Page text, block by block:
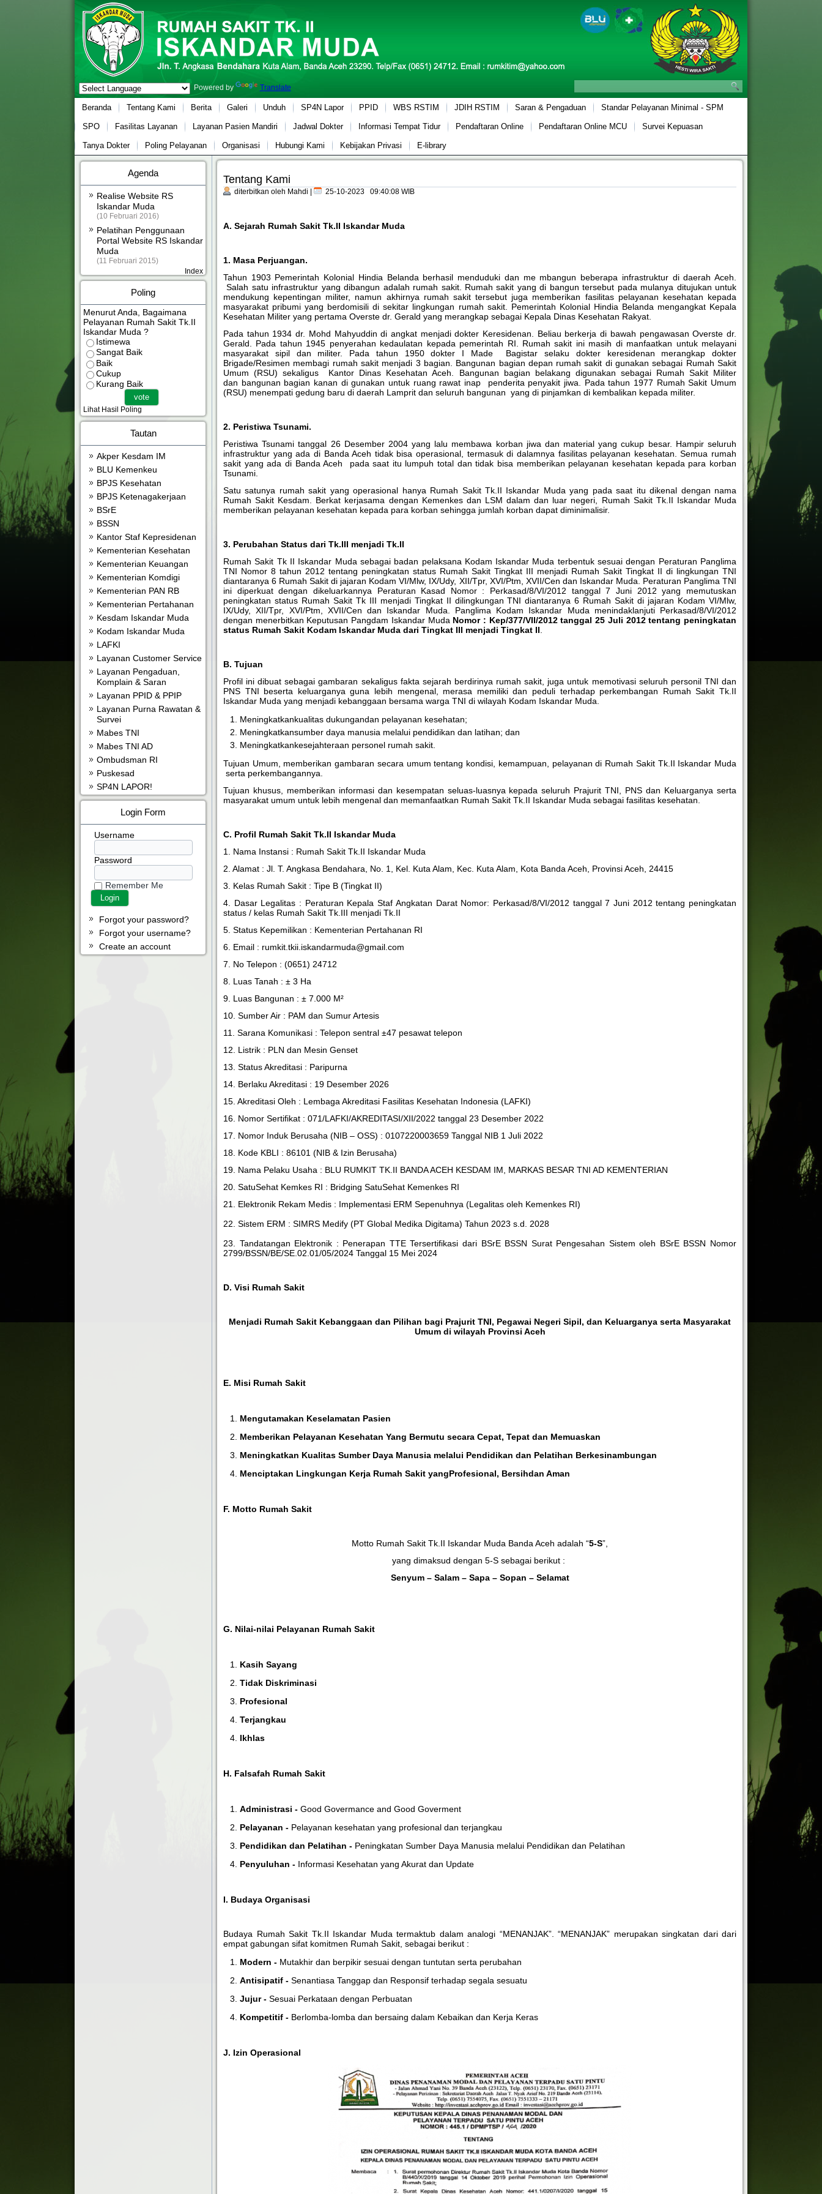
Powered by Translate
Beranda Tentang Kami Berita Galeri Unduh SP4N Lapor PPID WBS RSTIM JDIH RSTIM Saran & Pengaduan Standar Pelayanan Minimal - SPM
SPO Fasilitas Layanan Layanan Pasien Mandiri Jadwal Dokter Informasi Tempat Tidur Pendaftaran Online Pendaftaran Online MCU Survei Kepuasan
Tanya Dokter Poling Pelayanan Organisasi Hubungi Kami Kebijakan Privasi E-library
Agenda
Realise Website RS
Iskandar Muda
(10 Februari 2016)
Pelatihan Penggunaan
Portal Website RS Iskandar
Muda
(11 Februari 2015)
Index
Poling
Menurut Anda, Bagaimana
Pelayanan Rumah Sakit Tk.II
Iskandar Muda ?
Istimewa
Sangat Baik
Baik
Cukup
Kurang Baik
Lihat Hasil Poling
Tautan
Akper Kesdam IM
BLU Kemenkeu
BPJS Kesehatan
BPJS Ketenagakerjaan
BSrE
BSSN
Kantor Staf Kepresidenan
Kementerian Kesehatan
Kementerian Keuangan
Kementerian Komdigi
Kementerian PAN RB
Kementerian Pertahanan
Kesdam Iskandar Muda
Kodam Iskandar Muda
LAFKI
Layanan Customer Service
Layanan Pengaduan,
Komplain & Saran
Layanan PPID & PPIP
Layanan Purna Rawatan &
Survei
Mabes TNI
Mabes TNI AD
Ombudsman RI
Puskesad
SP4N LAPOR!
Login Form
Username
Password
Remember Me
Forgot your password?
Forgot your username?
Create an account
Tentang Kami
diterbitkan oleh Mahdi | 25-10-2023 09:40:08 WIB
A. Sejarah Rumah Sakit Tk.II Iskandar Muda
1. Masa Perjuangan.
Tahun 1903 Pemerintah Kolonial Hindia Belanda berhasil menduduki dan me mbangun beberapa infrastruktur di daerah Aceh.
Salah satu infrastruktur yang dibangun adalah rumah sakit. Rumah sakit yang di bangun tersebut pada mulanya ditujukan untuk
mendukung kepentingan militer, namun akhirnya rumah sakit tersebut juga memberikan fasilitas pelayanan kesehatan kepada
masyarakat pribumi yang berdomisili di sekitar lingkungan rumah sakit. Pemerintah Kolonial Hindia Belanda mengangkat Kepala
Kesehatan Militer yang pertama Overste dr. Gerald yang merangkap sebagai Kepala Dinas Kesehatan Rakyat.
Pada tahun 1934 dr. Mohd Mahyuddin di angkat menjadi dokter Keresidenan. Beliau berkerja di bawah pengawasan Overste dr.
Gerald. Pada tahun 1945 penyerahan kedaulatan kepada pemerintah RI. Rumah sakit ini masih di manfaatkan untuk melayani
masyarakat sipil dan militer. Pada tahun 1950 dokter I Made Bagistar selaku dokter keresidenan merangkap dokter
Brigade/Resimen membagi rumah sakit menjadi 3 bagian. Bangunan bagian depan rumah sakit di gunakan sebagai Rumah Sakit
Umum (RSU) sekaligus Kantor Dinas Kesehatan Aceh. Bangunan bagian belakang digunakan sebagai Rumah Sakit Militer
dan bangunan bagian kanan di gunakan untuk ruang rawat inap penderita penyakit jiwa. Pada tahun 1977 Rumah Sakit Umum
(RSU) menempati gedung baru di daerah Lamprit dan seluruh bangunan yang di pinjamkan di kembalikan kepada militer.
2. Peristiwa Tsunami.
Peristiwa Tsunami tanggal 26 Desember 2004 yang lalu membawa korban jiwa dan material yang cukup besar. Hampir seluruh
infrastruktur yang ada di Banda Aceh tidak bisa operasional, termasuk di dalamnya fasilitas pelayanan kesehatan. Semua rumah
sakit yang ada di Banda Aceh pada saat itu lumpuh total dan tidak bisa memberikan pelayanan kesehatan kepada para korban
Tsunami.
Satu satunya rumah sakit yang operasional hanya Rumah Sakit Tk.II Iskandar Muda yang pada saat itu dikenal dengan nama
Rumah Sakit Kesdam. Berkat kerjasama dengan Kemenkes dan LSM dalam dan luar negeri, Rumah Sakit Tk.II Iskandar Muda
memberikan pelayanan kesehatan kepada para korban sehingga jumlah korban dapat diminimalisir.
3. Perubahan Status dari Tk.III menjadi Tk.II
Rumah Sakit Tk II Iskandar Muda sebagai badan pelaksana Kodam Iskandar Muda terbentuk sesuai dengan Peraturan Panglima
TNI Nomor 8 tahun 2012 tentang peningkatan status Rumah Sakit Tingkat III menjadi Rumah Sakit Tingkat II di lingkungan TNI
diantaranya 6 Rumah Sakit di jajaran Kodam VI/Mlw, IX/Udy, XII/Tpr, XVI/Ptm, XVII/Cen dan Iskandar Muda. Peraturan Panglima TNI
ini diperkuat dengan dikeluarkannya Peraturan Kasad Nomor : Perkasad/8/VI/2012 tanggal 7 Juni 2012 yang memutuskan
peningkatan status Rumah Sakit Tk III menjadi Tingkat II dilingkungan TNI diantaranya 6 Rumah Sakit di jajaran Kodam VI/Mlw,
IX/Udy, XII/Tpr, XVI/Ptm, XVII/Cen dan Iskandar Muda. Panglima Kodam Iskandar Muda menindaklanjuti Perkasad/8/VI/2012
dengan menerbitkan Keputusan Pangdam Iskandar Muda Nomor: Kep/377/VII/2012 tanggal 25 Juli 2012 tentang peningkatan
status Rumah Sakit Kodam Iskandar Muda dari Tingkat III menjadi Tingkat II
B. Tujuan
Profil ini dibuat sebagai gambaran sekaligus fakta sejarah berdirinya rumah sakit, juga untuk memotivasi seluruh personil TNI dan
PNS TNI beserta keluarganya guna lebih mengenal, merasa memiliki dan peduli terhadap perkembangan Rumah Sakit Tk.II
Iskandar Muda yang menjadi kebanggaan bersama warga TNI di wilayah Kodam Iskandar Muda.
Meningkatkankualitas dukungandan pelayanan kesehatan;
Meningkatkansumber daya manusia melalui pendidikan dan latihan; dan
Meningkatkankesejahteraan personel rumah sakit.
Tujuan Umum, memberikan gambaran secara umum tentang kondisi, kemampuan, pelayanan di Rumah Sakit Tk.II Iskandar Muda
serta perkembangannya.
Tujuan khusus, memberikan informasi dan kesempatan seluas-luasnya kepada seluruh Prajurit TNI, PNS dan Keluarganya serta
masyarakat umum untuk lebih mengenal dan memanfaatkan Rumah Sakit Tk.II Iskandar Muda sebagai fasilitas kesehatan.
C. Profil Rumah Sakit Tk.II Iskandar Muda
1. Nama Instansi : Rumah Sakit Tk.II Iskandar Muda
2. Alamat : Jl. T. Angkasa Bendahara, No. 1, Kel. Kuta Alam, Kec. Kuta Alam, Kota Banda Aceh, Provinsi Aceh, 24415
3. Kelas Rumah Sakit : Tipe B (Tingkat II)
4. Dasar Legalitas : Peraturan Kepala Staf Angkatan Darat Nomor: Perkasad/8/VI/2012 tanggal 7 Juni 2012 tentang peningkatan
status / kelas Rumah Sakit Tk.III menjadi Tk.II
5. Status Kepemilikan : Kementerian Pertahanan RI
6. Email : rumkit.tkii.iskandarmuda@gmail.com
7. No Telepon : (0651) 24712
8. Luas Tanah : ± 3 Ha
9. Luas Bangunan : ± 7.000 M²
10. Sumber Air : PAM dan Sumur Artesis
11. Sarana Komunikasi : Telepon sentral ±47 pesawat telepon
12. Listrik : PLN dan Mesin Genset
13. Status Akreditasi : Paripurna
14. Berlaku Akreditasi : 19 Desember 2026
15. Akreditasi Oleh : Lembaga Akreditasi Fasilitas Kesehatan Indonesia (LAFKI)
16. Nomor Sertifikat : 071/LAFKI/AKREDITASI/XII/2022 tanggal 23 Desember 2022
17. Nomor Induk Berusaha (NIB – OSS) : 0107220003659 Tanggal NIB 1 Juli 2022
18. Kode KBLI : 86101 (NIB & Izin Berusaha)
19. Nama Pelaku Usaha : BLU RUMKIT TK.II BANDA ACEH KESDAM IM, MARKAS BESAR TNI AD KEMENTERIAN
20. SatuSehat Kemkes RI : Bridging SatuSehat Kemenkes RI
21. Elektronik Rekam Medis : Implementasi ERM Sepenuhnya (Legalitas oleh Kemenkes RI)
22. Sistem ERM : SIMRS Medify (PT Global Medika Digitama) Tahun 2023 s.d. 2028
23. Tandatangan Elektronik : Penerapan TTE Tersertifikasi dari BSrE BSSN Surat Pengesahan Sistem oleh BSrE BSSN Nomor
2799/BSSN/BE/SE.02.01/05/2024 Tanggal 15 Mei 2024
D. Visi Rumah Sakit
Menjadi Rumah Sakit Kebanggaan dan Pilihan bagi Prajurit TNI, Pegawai Negeri Sipil, dan Keluarganya serta Masyarakat
Umum di wilayah Provinsi Aceh
E. Misi Rumah Sakit
Mengutamakan Keselamatan Pasien
Memberikan Pelayanan Kesehatan Yang Bermutu secara Cepat, Tepat dan Memuaskan
Meningkatkan Kualitas Sumber Daya Manusia melalui Pendidikan dan Pelatihan Berkesinambungan
Menciptakan Lingkungan Kerja Rumah Sakit yangProfesional, Bersihdan Aman
F. Motto Rumah Sakit
Motto Rumah Sakit Tk.II Iskandar Muda Banda Aceh adalah “5-S”,
yang dimaksud dengan 5-S sebagai berikut :
Senyum – Salam – Sapa – Sopan – Selamat
G. Nilai-nilai Pelayanan Rumah Sakit
Kasih Sayang
Tidak Diskriminasi
Profesional
Terjangkau
Ikhlas
H. Falsafah Rumah Sakit
Administrasi - Good Govermance and Good Goverment
Pelayanan - Pelayanan kesehatan yang profesional dan terjangkau
Pendidikan dan Pelatihan - Peningkatan Sumber Daya Manusia melalui Pendidikan dan Pelatihan
Penyuluhan - Informasi Kesehatan yang Akurat dan Update
I. Budaya Organisasi
Budaya Rumah Sakit Tk.II Iskandar Muda termaktub dalam analogi “MENANJAK”. “MENANJAK” merupakan singkatan dari dari
empat gabungan sifat komitmen Rumah Sakit, sebagai berikut :
Modern - Mutakhir dan berpikir sesuai dengan tuntutan serta perubahan
Antisipatif - Senantiasa Tanggap dan Responsif terhadap segala sesuatu
Jujur - Sesuai Perkataan dengan Perbuatan
Kompetitif - Berlomba-lomba dan bersaing dalam Kebaikan dan Kerja Keras
J. Izin Operasional